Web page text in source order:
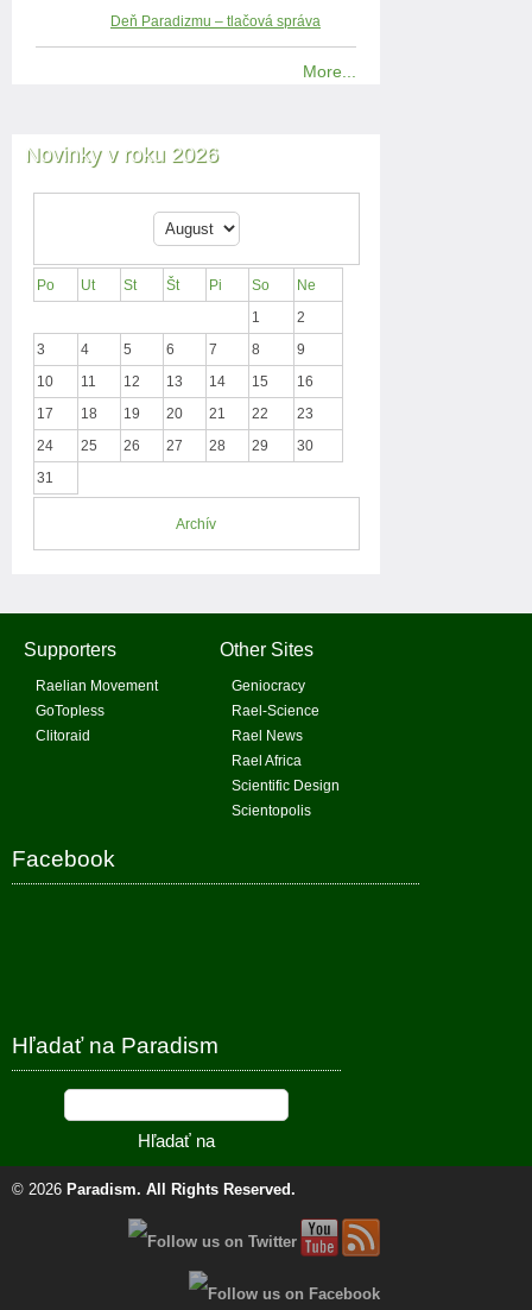
Deň Paradizmu – tlačová správa
More...
Novinky v roku 2026
Po Ut St Št Pi So
Ne
1
2
3
4 5 6 7 8
9
10
11 12 13 14 15
16
17
18 19 20 21 22
23
24
25 26 27 28 29
30
31
Archív
Supporters
Raelian Movement
GoTopless
Clitoraid
Other Sites
Geniocracy
Rael-Science
Rael News
Rael Africa
Scientific Design
Scientopolis
Facebook
Hľadať na Paradism
© 2026 Paradism. All Rights Reserved.